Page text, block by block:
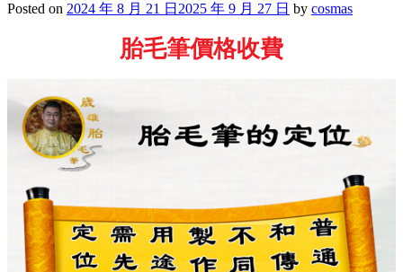
Posted on 2024 年 8 月 21 日 2025 年 9 月 27 日 by cosmas
胎毛筆價格收費